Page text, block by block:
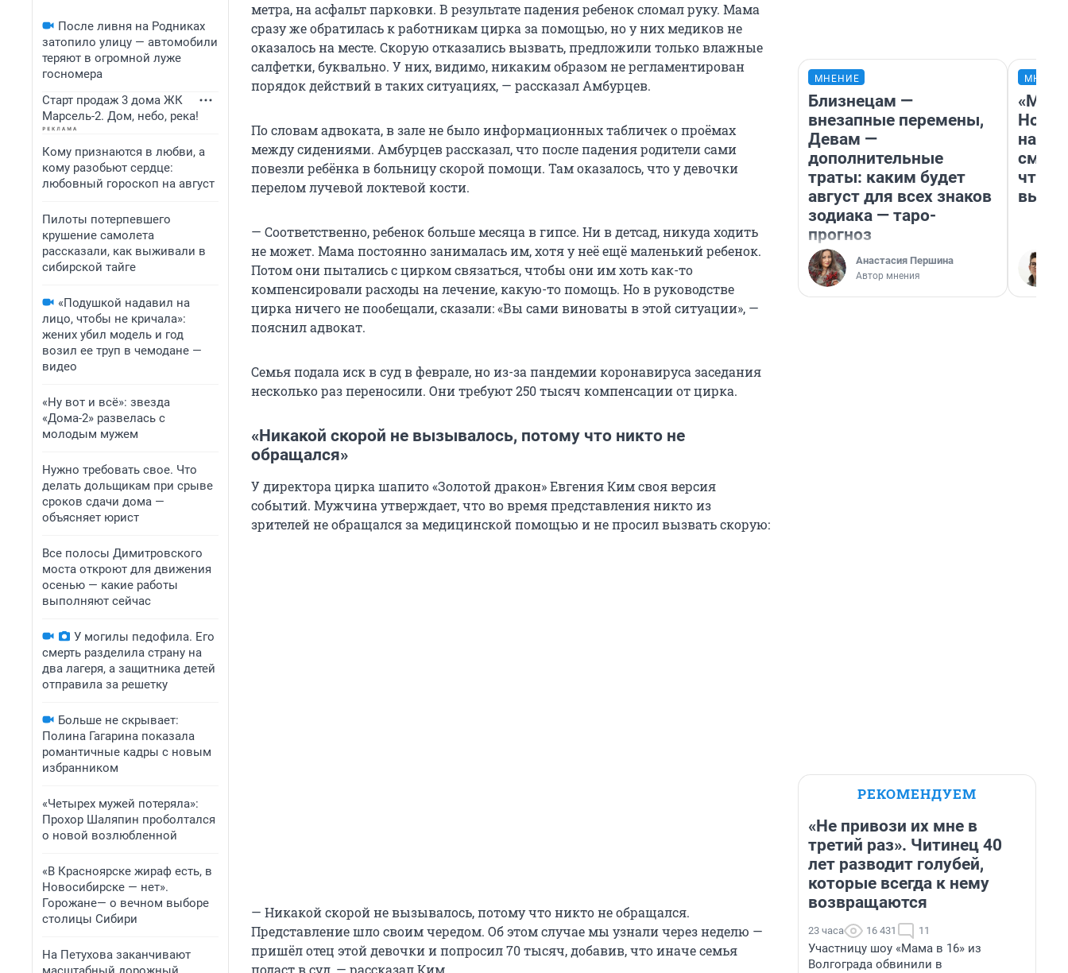
После ливня на Родниках
затопило улицу — автомобили
теряют в огромной луже
госномера
Старт продаж 3 дома ЖК
Марсель-2. Дом, небо, река!
Кому признаются в любви, а
кому разобьют сердце:
любовный гороскоп на август
Пилоты потерпевшего
крушение самолета
рассказали, как выживали в
сибирской тайге
«Подушкой надавил на
лицо, чтобы не кричала»:
жених убил модель и год
возил ее труп в чемодане —
видео
«Ну вот и всё»: звезда
«Дома-2» развелась с
молодым мужем
Нужно требовать свое. Что
делать дольщикам при срыве
сроков сдачи дома —
объясняет юрист
Все полосы Димитровского
моста откроют для движения
осенью — какие работы
выполняют сейчас
У могилы педофила. Его
смерть разделила страну на
два лагеря, а защитника детей
отправила за решетку
Больше не скрывает:
Полина Гагарина показала
романтичные кадры с новым
избранником
«Четырех мужей потеряла»:
Прохор Шаляпин проболтался
о новой возлюбленной
«В Красноярске жираф есть, в
Новосибирске — нет».
Горожане— о вечном выборе
столицы Сибири
На Петухова заканчивают
метра, на асфальт парковки. В результате падения ребенок сломал руку. Мама
сразу же обратилась к работникам цирка за помощью, но у них медиков не
оказалось на месте. Скорую отказались вызвать, предложили только влажные
салфетки, буквально. У них, видимо, никаким образом не регламентирован
порядок действий в таких ситуациях, — рассказал Амбурцев.
По словам адвоката, в зале не было информационных табличек о проёмах
между сидениями. Амбурцев рассказал, что после падения родители сами
повезли ребёнка в больницу скорой помощи. Там оказалось, что у девочки
перелом лучевой локтевой кости.
— Соответственно, ребенок больше месяца в гипсе. Ни в детсад, никуда ходить
не может. Мама постоянно занималась им, хотя у неё ещё маленький ребенок.
Потом они пытались с цирком связаться, чтобы они им хоть как-то
компенсировали расходы на лечение, какую-то помощь. Но в руководстве
цирка ничего не пообещали, сказали: «Вы сами виноваты в этой ситуации», —
пояснил адвокат.
Семья подала иск в суд в феврале, но из-за пандемии коронавируса заседания
несколько раз переносили. Они требуют 250 тысяч компенсации от цирка.
«Никакой скорой не вызывалось, потому что никто не
обращался»
У директора цирка шапито «Золотой дракон» Евгения Ким своя версия
событий. Мужчина утверждает, что во время представления никто из
зрителей не обращался за медицинской помощью и не просил вызвать скорую:
— Никакой скорой не вызывалось, потому что никто не обращался.
Представление шло своим чередом. Об этом случае мы узнали через неделю —
пришёл отец этой девочки и попросил 70 тысяч, добавив, что иначе семья
подаст в суд, — рассказал Ким.
МНЕНИЕ
Близнецам —
внезапные перемены,
Девам —
дополнительные
траты: каким будет
август для всех знаков
зодиака — таро-
прогноз
Анастасия Першина
Автор мнения
«Мы
РЕКОМЕНДУЕМ
«Не привози их мне в
третий раз». Читинец 40
лет разводит голубей,
которые всегда к нему
возвращаются
23 часа 16 431 11
Участницу шоу «Мама в 16» из
Волгограда обвинили в